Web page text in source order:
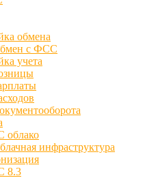
обмена
с ФСС
учета
облако
инфраструктура
8.3